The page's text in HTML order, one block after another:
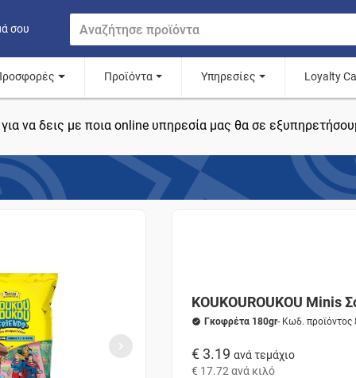
σου
Προϊόντα Υπηρεσίες Loyalty
να δεις με ποια online υπηρεσία μας θα σε
KOUKOUROUKOU Minis
Γκοφρέτα 180gr- Κωδ. προϊόντος
€ 3.19 ανά τεμάχιο
€ 17.72 ανά κιλό